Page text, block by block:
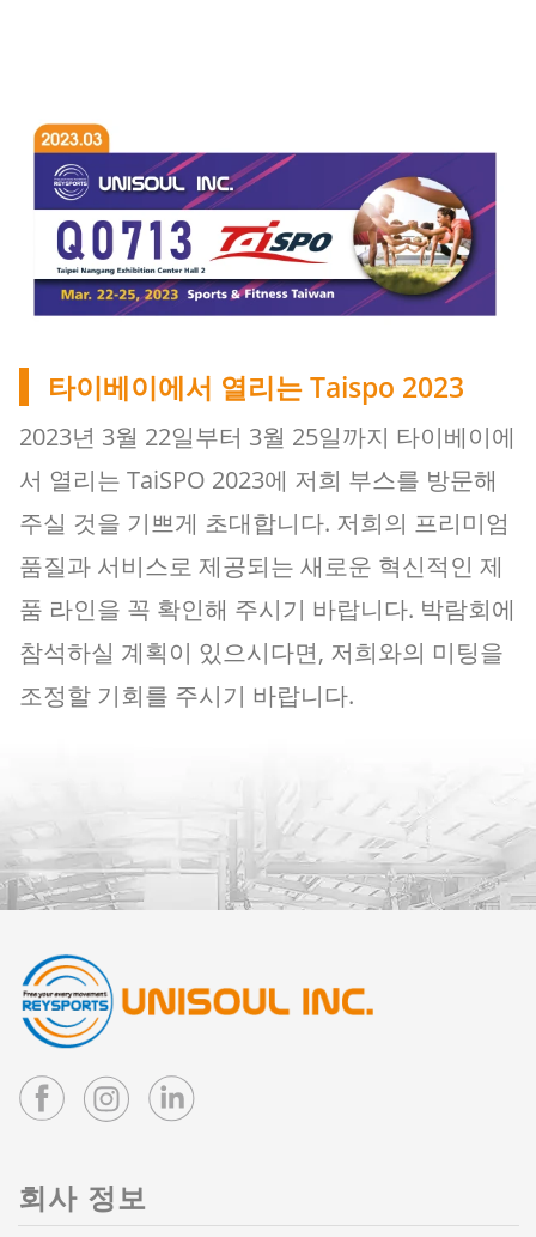
타이베이에서 열리는 Taispo 2023
2023년 3월 22일부터 3월 25일까지 타이베이에
서 열리는 TaiSPO 2023에 저희 부스를 방문해
주실 것을 기쁘게 초대합니다. 저희의 프리미엄
품질과 서비스로 제공되는 새로운 혁신적인 제
품 라인을 꼭 확인해 주시기 바랍니다. 박람회에
참석하실 계획이 있으시다면, 저희와의 미팅을
조정할 기회를 주시기 바랍니다.
회사 정보